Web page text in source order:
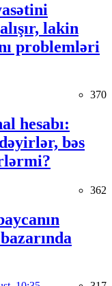
lakin
problemləri
370
hesabı:
bəs
362